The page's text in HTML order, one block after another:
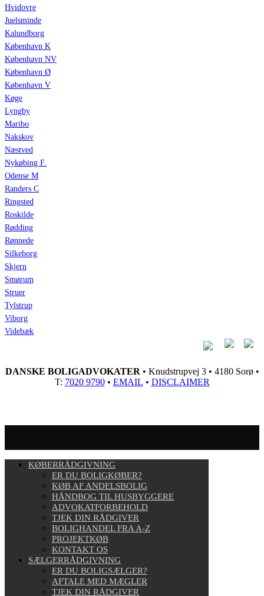
Hvidovre
Juelsminde
Kalundborg
København K
København NV
København Ø
København V
Køge
Lyngby
Maribo
Nakskov
Næstved
Nykøbing F.
Odense M
Randers C
Ringsted
Roskilde
Rødding
Rønnede
Silkeborg
Skjern
Smørum
Struer
Tylstrup
Viborg
Videbæk
DANSKE BOLIGADVOKATER • Knudstrupvej 3 • 4180 Sorø •
T: 7020 9790• EMAIL • DISCLAIMER
KØBERRÅDGIVNING
ER DU BOLIGKØBER?
KØB AF ANDELSBOLIG
HÅNDBOG TIL HUSBYGGERE
ADVOKATFORBEHOLD
TJEK DIN RÅDGIVER
BOLIGHANDEL FRA A-Z
PROJEKTKØB
KONTAKT OS
SÆLGERRÅDGIVNING
ER DU BOLIGSÆLGER?
AFTALE MED MÆGLER
TJEK DIN RÅDGIVER